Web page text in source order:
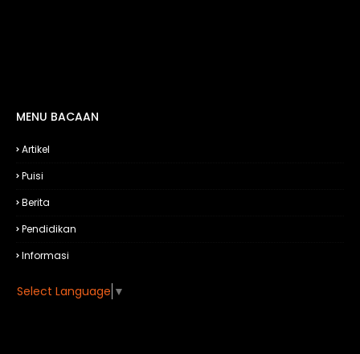
MENU BACAAN
Artikel
Puisi
Berita
Pendidikan
Informasi
Select Language ▼